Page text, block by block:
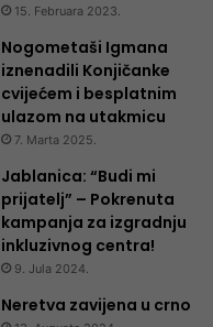
15. Februara 2023.
Nogometaši Igmana
iznenadili Konjičanke
cvijećem i besplatnim
ulazom na utakmicu
7. Marta 2025.
Jablanica: “Budi mi
prijatelj” – Pokrenuta
kampanja za izgradnju
inkluzivnog centra!
9. Jula 2024.
Neretva zavijena u crno